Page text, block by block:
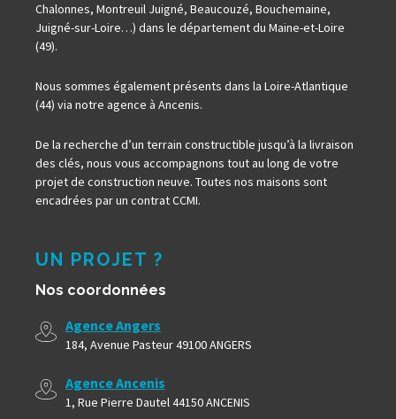
Chalonnes, Montreuil Juigné, Beaucouzé, Bouchemaine,
Juigné-sur-Loire…) dans le département du Maine-et-Loire
(49).
Nous sommes également présents dans la Loire-Atlantique
(44) via notre agence à Ancenis.
De la recherche d’un terrain constructible jusqu’à la livraison
des clés, nous vous accompagnons tout au long de votre
projet de construction neuve. Toutes nos maisons sont
encadrées par un contrat CCMI.
UN PROJET ?
Nos coordonnées
Agence Angers
184, Avenue Pasteur 49100 ANGERS
Agence Ancenis
1, Rue Pierre Dautel 44150 ANCENIS